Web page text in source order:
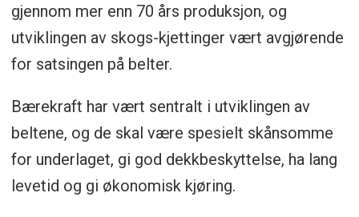
gjennom mer enn 70 års produksjon, og
utviklingen av skogs-kjettinger vært avgjørende
for satsingen på belter.
Bærekraft har vært sentralt i utviklingen av
beltene, og de skal være spesielt skånsomme
for underlaget, gi god dekkbeskyttelse, ha lang
levetid og gi økonomisk kjøring.